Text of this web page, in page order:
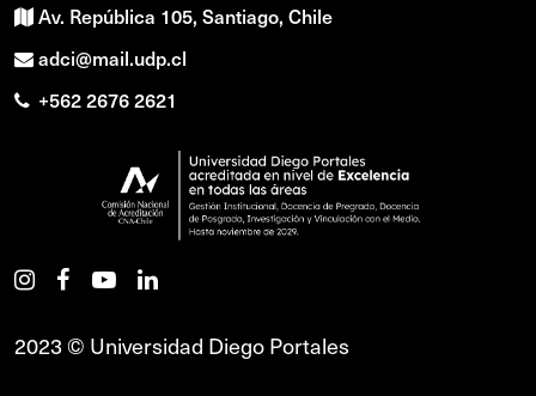
Av. República 105, Santiago, Chile
adci@mail.udp.cl
+562 2676 2621
2023 © Universidad Diego Portales